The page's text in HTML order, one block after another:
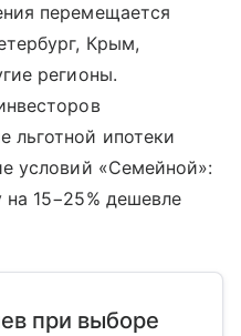
перемещается
Крым,
регионы.
льготной ипотеки
условий «Семейной»:
15−25% дешевле
при выборе